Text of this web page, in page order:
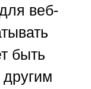
веб-
быть